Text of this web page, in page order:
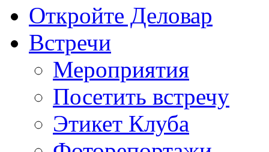
Откройте Деловар
Встречи
Мероприятия
Посетить встречу
Этикет Клуба